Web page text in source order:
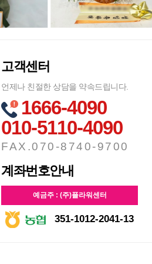
고객센터
언제나 친절한 상담을 약속드립니다.
1666-4090
010-5110-4090
FAX.070-8740-9700
계좌번호안내
예금주 : (주)플라워센터
351-1012-2041-13